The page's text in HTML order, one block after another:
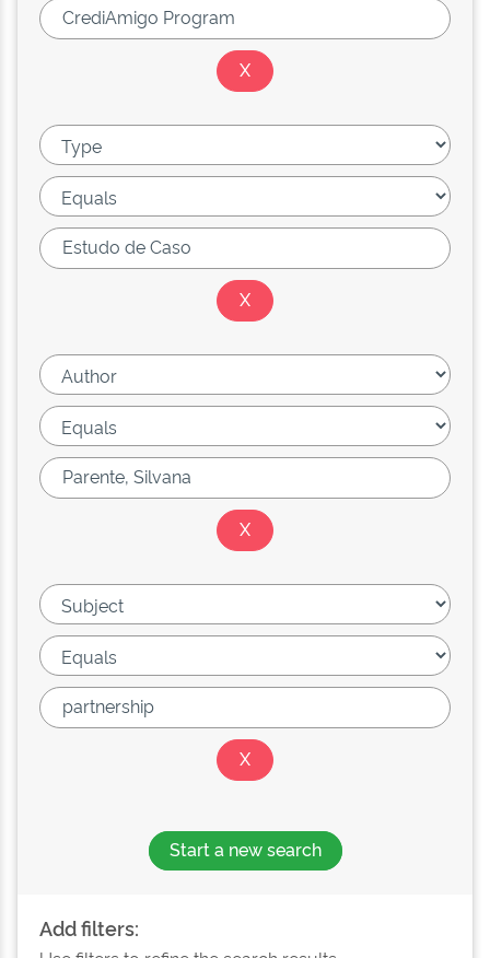
Start a new search
Add filters: